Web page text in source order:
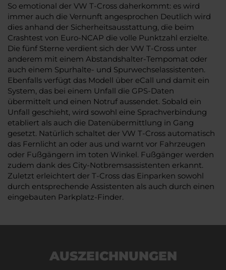
So emotional der VW T-Cross daherkommt: es wird
immer auch die Vernunft angesprochen Deutlich wird
dies anhand der Sicherheitsausstattung, die beim
Crashtest von Euro-NCAP die volle Punktzahl erzielte.
Die fünf Sterne verdient sich der VW T-Cross unter
anderem mit einem Abstandshalter-Tempomat oder
auch einem Spurhalte- und Spurwechselassistenten.
Ebenfalls verfügt das Modell über eCall und damit ein
System, das bei einem Unfall die GPS-Daten
übermittelt und einen Notruf aussendet. Sobald ein
Unfall geschieht, wird sowohl eine Sprachverbindung
etabliert als auch die Datenübermittlung in Gang
gesetzt. Natürlich schaltet der VW T-Cross automatisch
das Fernlicht an oder aus und warnt vor Fahrzeugen
oder Fußgängern im toten Winkel. Fußgänger werden
zudem dank des City-Notbremsassistenten erkannt.
Zuletzt erleichtert der T-Cross das Einparken sowohl
durch entsprechende Assistenten als auch durch einen
eingebauten Parkplatz-Finder.
AUSZEICHNUNGEN